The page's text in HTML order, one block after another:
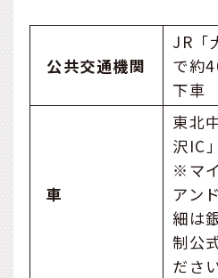
公共交通機関
JR「
で約
下車
車
東北
沢IC
※マ
アン
細は
制公
ださ